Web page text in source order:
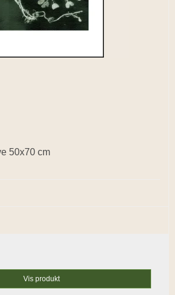
50x70 cm
Vis produkt